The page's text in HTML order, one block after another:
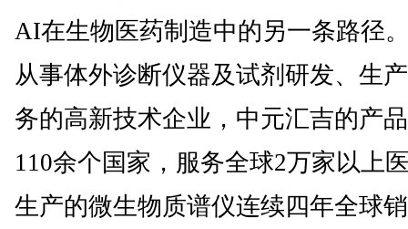
AI在生物医药制造中的另一条路径
从事体外诊断仪器及试剂研发、生
务的高新技术企业，中元汇吉的产
110余个国家，服务全球2万家以上
生产的微生物质谱仪连续四年全球